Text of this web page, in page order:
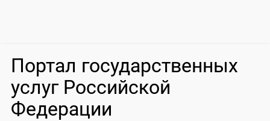
Портал государственных
услуг Российской
Федерации